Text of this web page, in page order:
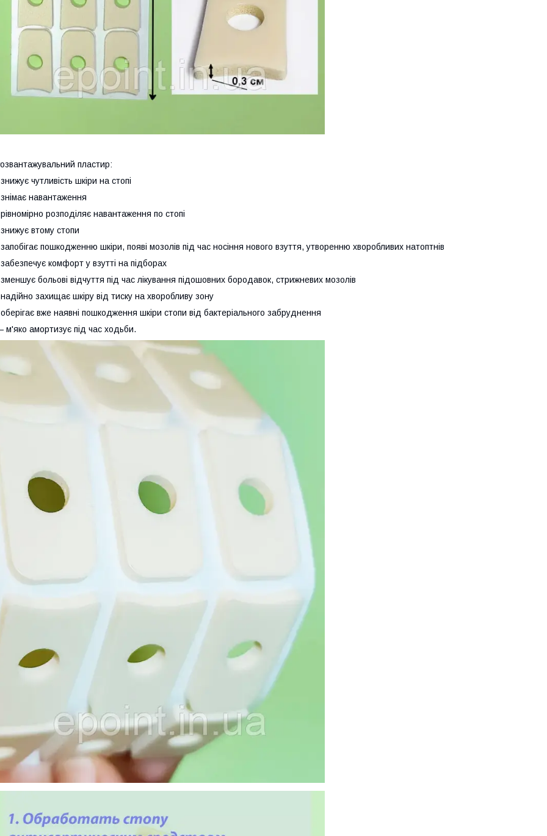
пластир:
чутливість шкіри на стопі
навантаження
розподіляє навантаження по стопі
втому стопи
пошкодженню шкіри, появі мозолів під час носіння нового взуття, утворенню хворобливих натоптнів
комфорт у взутті на підборах
больові відчуття під час лікування підошовних бородавок, стрижневих мозолів
захищає шкіру від тиску на хворобливу зону
вже наявні пошкодження шкіри стопи від бактеріального забруднення
м'яко амортизує під час ходьби.